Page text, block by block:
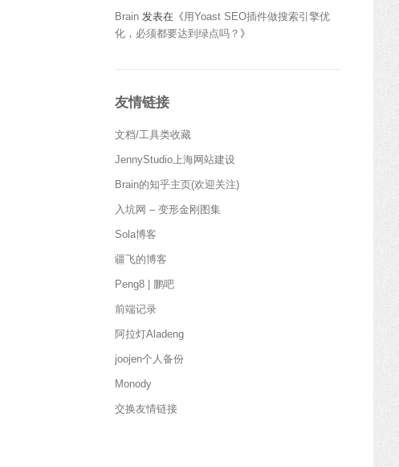
Brain 发表在《用Yoast SEO插件做搜索引擎优
化，必须都要达到绿点吗？ 》
友情链接
文档/工具类收藏
JennyStudio上海网站建设
Brain的知乎主页(欢迎关注)
入坑网 – 变形金刚图集
Sola博客
疆飞的博客
Peng8 | 鹏吧
前端记录
阿拉灯Aladeng
joojen个人备份
Monody
交换友情链接